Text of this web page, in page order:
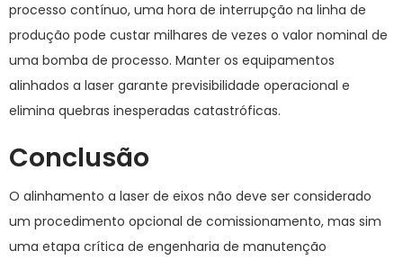
processo contínuo, uma hora de interrupção na linha de
produção pode custar milhares de vezes o valor nominal de
uma bomba de processo. Manter os equipamentos
alinhados a laser garante previsibilidade operacional e
elimina quebras inesperadas catastróficas.
Conclusão
O alinhamento a laser de eixos não deve ser considerado
um procedimento opcional de comissionamento, mas sim
uma etapa crítica de engenharia de manutenção